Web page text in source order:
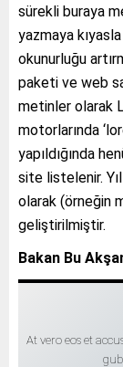
sürekli buraya
yazmaya
okunurluğu
paketi ve web
metinler olarak
motorlarında
yapıldığında
site listelenir.
olarak (örneğin
geliştirilmiştir.
Bakan Bu
At vero eos et